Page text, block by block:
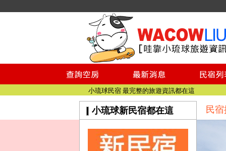
小琉球民宿空房
小琉球民宿
小琉球民宿推薦
【小琉球民宿特約】東港停車場!!看這邊
小琉球民宿 最完整的旅遊資訊都在這
【哇靠小琉球】新版官網熱情開站
小琉球民宿空房
小琉球新民宿都在這 民